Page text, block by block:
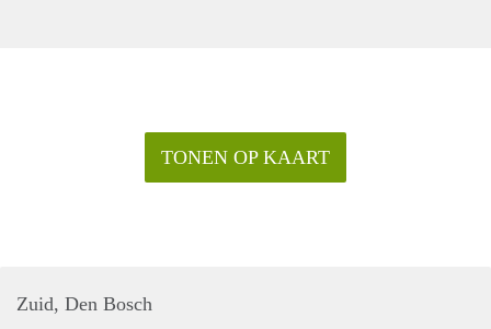
TONEN OP KAART
Zuid, Den Bosch